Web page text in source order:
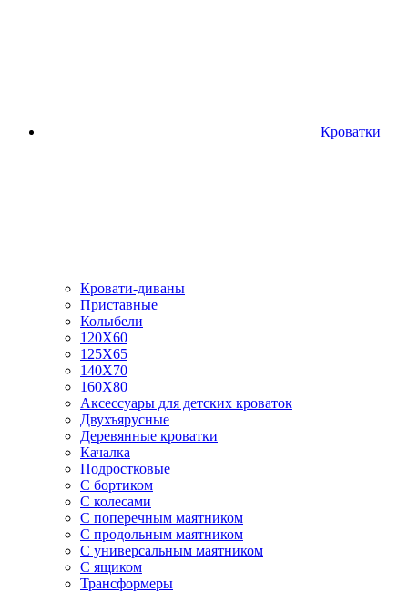
Кроватки
Кровати-диваны
Приставные
Колыбели
120Х60
125X65
140Х70
160Х80
Аксессуары для детских кроваток
Двухъярусные
Деревянные кроватки
Качалка
Подростковые
С бортиком
С колесами
С поперечным маятником
С продольным маятником
С универсальным маятником
С ящиком
Трансформеры